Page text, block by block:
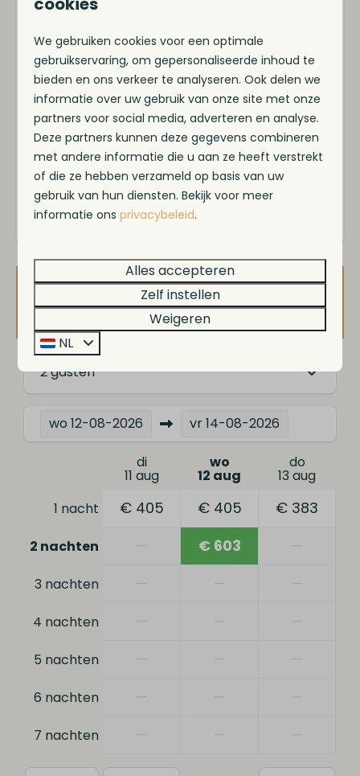
eetgelegenhedenbinnen handbereik.
Ontdek het historischeWorkumop slechts 2
kilometer afstand of trek eropuit in de natuur,
langs meren, bossen en Friese dorpjes.
Watersport, cultuur of gewoon lekker niks – hier
kan het allemaal.
Energielabel
Beschikbaarheid en prijs
2 gasten
wo 12-08-2026 vr14-08-2026
di
11 aug
wo
12 aug
do
13 aug
1 nacht
€ 405 € 405 € 383
2 nachten € 603
3 nachten
4 nachten
5 nachten
6 nachten
7 nachten
We gebruiken cookies voor een optimale
gebruikservaring, om gepersonaliseerde inhoud te
bieden en ons verkeer te analyseren. Ook delen we
informatie over uw gebruik van onze site met onze
partners voor social media, adverteren en analyse.
Deze partners kunnen deze gegevens combineren
met andere informatie die u aan ze heeft verstrekt
of die ze hebben verzameld op basis van uw
gebruik van hun diensten. Bekijk voor meer
informatie onsprivacybeleid.
Alles accepteren
Zelf instellen
Weigeren
NL